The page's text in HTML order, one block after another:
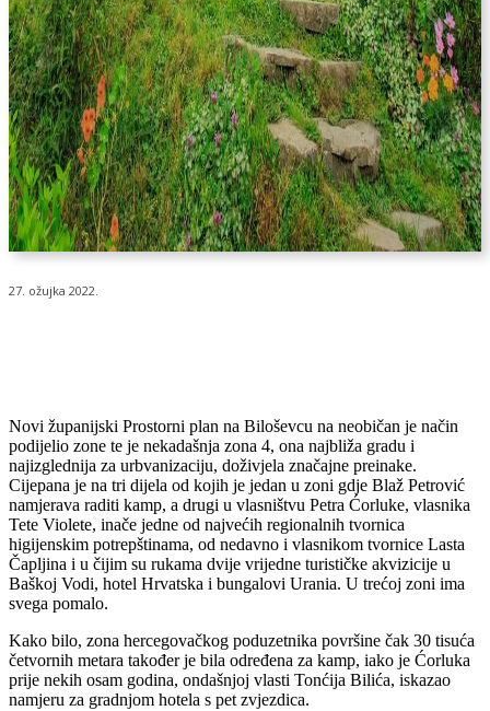
27. ožujka 2022.
Novi županijski Prostorni plan na Biloševcu na neobičan je način
podijelio zone te je nekadašnja zona 4, ona najbliža gradu i
najizglednija za urbvanizaciju, doživjela značajne preinake.
Cijepana je na tri dijela od kojih je jedan u zoni gdje Blaž Petrović
namjerava raditi kamp, a drugi u vlasništvu Petra Ćorluke, vlasnika
Tete Violete, inače jedne od najvećih regionalnih tvornica
higijenskim potrepštinama, od nedavno i vlasnikom tvornice Lasta
Čapljina i u čijim su rukama dvije vrijedne turističke akvizicije u
Baškoj Vodi, hotel Hrvatska i bungalovi Urania. U trećoj zoni ima
svega pomalo.
Kako bilo, zona hercegovačkog poduzetnika površine čak 30 tisuća
četvornih metara također je bila određena za kamp, iako je Ćorluka
prije nekih osam godina, ondašnjoj vlasti Tonćija Bilića, iskazao
namjeru za gradnjom hotela s pet zvjezdica.